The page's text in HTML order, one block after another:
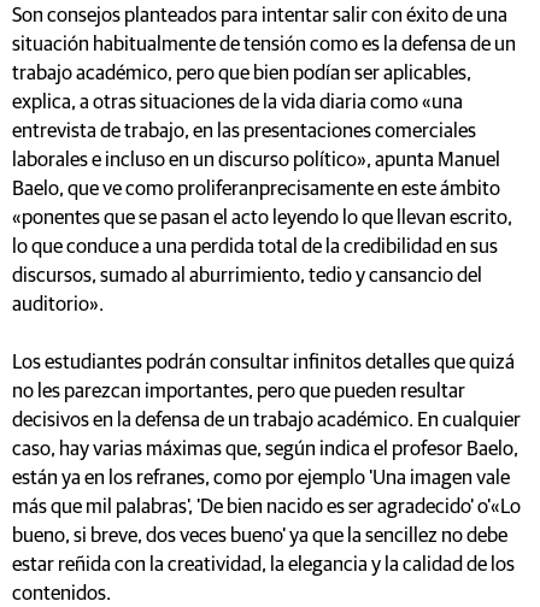
Son consejos planteados para intentar salir con éxito de una
situación habitualmente de tensión como es la defensa de un
trabajo académico, pero que bien podían ser aplicables,
explica, a otras situaciones de la vida diaria como «una
entrevista de trabajo, en las presentaciones comerciales
laborales e incluso en un discurso político», apunta Manuel
Baelo, que ve como proliferanprecisamente en este ámbito
«ponentes que se pasan el acto leyendo lo que llevan escrito,
lo que conduce a una perdida total de la credibilidad en sus
discursos, sumado al aburrimiento, tedio y cansancio del
auditorio».
Los estudiantes podrán consultar infinitos detalles que quizá
no les parezcan importantes, pero que pueden resultar
decisivos en la defensa de un trabajo académico. En cualquier
caso, hay varias máximas que, según indica el profesor Baelo,
están ya en los refranes, como por ejemplo 'Una imagen vale
más que mil palabras', 'De bien nacido es ser agradecido' o'«Lo
bueno, si breve, dos veces bueno' ya que la sencillez no debe
estar reñida con la creatividad, la elegancia y la calidad de los
contenidos.